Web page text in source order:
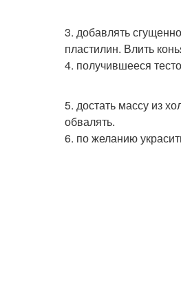
3. добавлять
пластилин. Влить
4. получившееся
5. достать массу из
обвалять.
6. по желанию